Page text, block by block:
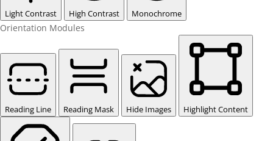
Light Contrast High Contrast Monochrome
Orientation Modules
Reading Line Reading Mask Hide Images Highlight Content